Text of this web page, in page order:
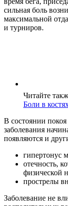
сильная боль
максимальной
и турниров.
Читайте
Боли в
В состоянии
заболевания
появляются и
гипертонус
отечность,
физической
прострелы
Заболевание не